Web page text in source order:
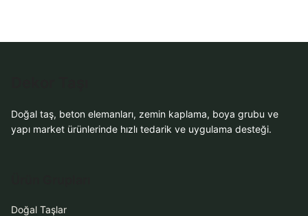
Doğal taş, beton elemanları, zemin kaplama, boya grubu ve
yapı market ürünlerinde hızlı tedarik ve uygulama desteği.
Doğal Taşlar